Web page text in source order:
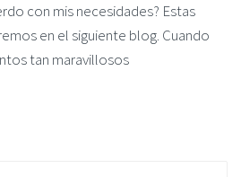
con mis necesidades? Estas
en el siguiente blog. Cuando
tan maravillosos